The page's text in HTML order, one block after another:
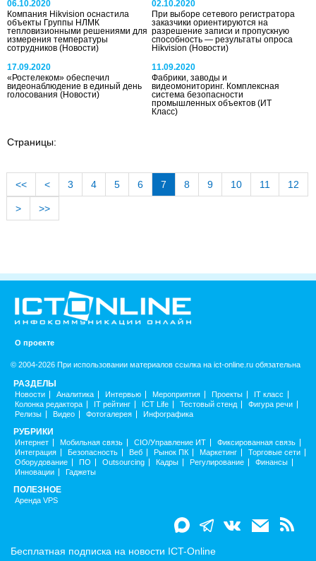
06.10.2020
Компания Hikvision оснастила
объекты Группы НЛМК
тепловизионными решениями для
измерения температуры
сотрудников (Новости)
02.10.2020
При выборе сетевого регистратора
заказчики ориентируются на
разрешение записи и пропускную
способность — результаты опроса
Hikvision(Новости)
17.09.2020
«Ростелеком» обеспечил
видеонаблюдение в единый день
голосования (Новости)
11.09.2020
Фабрики, заводы и
видеомониторинг. Комплексная
система безопасности
промышленных объектов(ИТ
Класс)
Страницы:
<< < 3 4 5 6 7 8 9 10 11 12
> >>
О проекте
© 2004-2026 При использовании материалов ссылка на ict-online.ru обязательна
РАЗДЕЛЫ
Новости Аналитика Интервью Мероприятия Проекты
IT класс
Колонка редактора
IT рейтинг ICT Life Тестовый стенд
Фигура речи
Релизы
Видео Фотогалерея Инфографика
РУБРИКИ
Интернет Мобильная связь CIO/Управление ИТ
Фиксированная связь
Интеграция
Безопасность Веб Рынок ПК Маркетинг
Торговые сети
Оборудование
ПО Outsourcing Кадры Регулирование
Финансы
Инновации
Гаджеты
ПОЛЕЗНОЕ
Аренда VPS
Бесплатная подписка на новости ICT-Online